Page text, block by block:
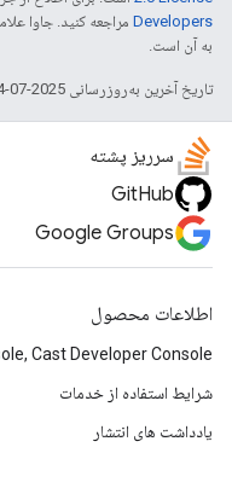
Developers‏
به آن است.
تاریخ آخرین به‌روزرسانی 2025-07-24 به‌وقت ساعت هماهنگ جهانی.
سرریز پشته
GitHub
Google Groups
اطلاعات محصول
Cast Developer Console
شرایط استفاده از خدمات
یادداشت های انتشار